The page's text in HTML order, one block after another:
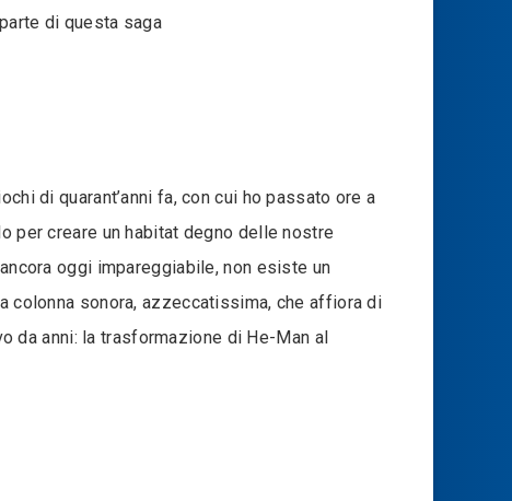
di questa saga
di quarant’anni fa, con cui ho passato ore a
per creare un habitat degno delle nostre
oggi impareggiabile, non esiste un
colonna sonora, azzeccatissima, che affiora di
da anni: la trasformazione di He-Man al